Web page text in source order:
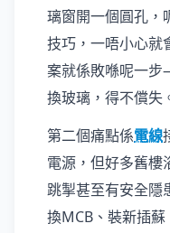
璃窗開一個圓孔，
技巧，一唔小心就
案就係敗喺呢一
換玻璃，得不償失
第二個痛點係電線
電源，但好多舊樓
跳掣甚至有安全隱
換MCB、裝新插